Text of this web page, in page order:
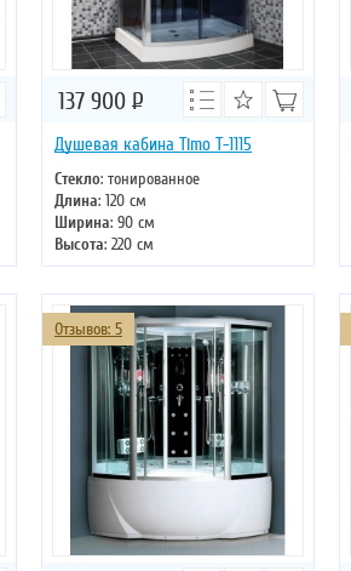
Душевая кабина Timo T-1115
Стекло: тонированное
Длина: 120 см
Ширина: 90 см
Высота: 220 см
Форма: прямоугольная
137 900 Р
Отзывов: 5